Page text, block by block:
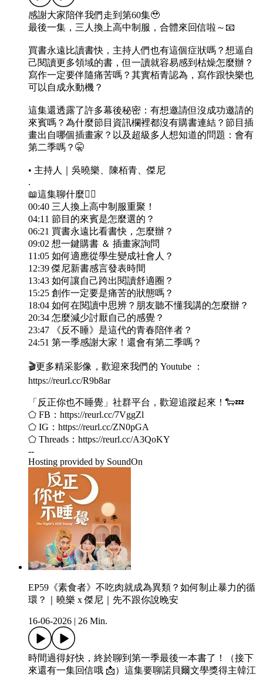
感謝大家陪伴我們走到第60集🥹
最後一集，三人換上高中制服，合體來回信啦～📧
買書永遠比讀書快，主持人們也有這個症狀嗎？想逼自
己閱讀更多領域的書，但一讀就容易感到枯燥怎麼辦？
寫作一定要伴隨痛苦嗎？其實栢青認為，寫作跟快樂也
可以自成永動機？
這集還透露了許多幕後秘密：有想邀請但沒成功邀請的
來賓嗎？為什麼節目資訊欄裡都沒有購書連結？節目插
畫出自哪個插畫家？以及超級多人想知道的問題：會有
第二季嗎？🤫
• 主持人｜吳曉樂、陳栢青、傑尼
.
📖這集聊什麼👇🏻
00:40 三人換上高中制服重聚！
04:11 節目的來賓是怎麼選的？
06:21 買書永遠比看書快，怎麼辦？
09:02 想一鍵購書 ＆ 插畫家詢問
11:05 如何適應從學生變成社會人？
12:39 傑尼新書感言發表時間
13:43 如何讓自己跨出閱讀舒適圈？
15:25 創作一定要是痛苦的狀態嗎？
18:04 如何在閱讀中思辨？朋友聽不懂我講的怎麼辦？
20:34 怎麼減少討厭自己的感覺？
23:47 《反不睡》是這代的青春陪伴者？
24:51 第一季感謝大家！還會有第二季嗎？
🎬更多精采影像，歡迎來我們的 Youtube ：
https://reurl.cc/R9b8ar
「反正你也不睡覺」社群平台，歡迎追蹤起來！🐑💤
⬠ FB：https://reurl.cc/7VggZl
⬠ IG：https://reurl.cc/ZN0pGA
⬠ Threads：https://reurl.cc/A3QoKY
--
Hosting provided by SoundOn
EP59《素食者》不吃肉就成為異類？如何制止暴力的循
環？｜曉樂 x 傑尼｜先不跟你說晚安
16-06-2026 26 Min.
時間過得好快，終於聊到第一季最後一本書了！（接下
來還有一集回信哦 📩）這集要聊諾貝爾文學獎得主韓江